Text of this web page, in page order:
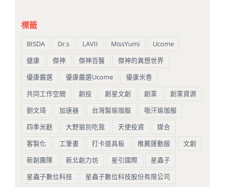
標籤
BISDA Dr.s LAVII MissYumi
Ucome
健康
傑神 傑神百醫
傑神的異想世界
優康嚴選
優康嚴選Ucome
優康米香
共同工作空間
創投 創星文創 創業
創業資源
劉文琦
加速器 台灣製瑜珈服
吸汗瑜珈服
四季米麩
大野狼別吃我 天使投資
媒合
客製化
工筆畫 打卡道具板 推薦運動服
文創
新創團隊
新北創力坊 星引國際
星蟲子
星蟲子數位科技
星蟲子數位科技股份有限公司